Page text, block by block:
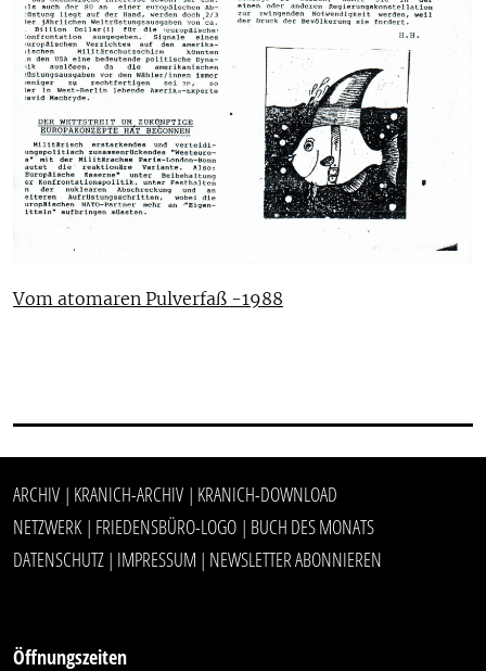
Vom atomaren Pulverfaß -1988
ARCHIV | KRANICH-ARCHIV | KRANICH-DOWNLOAD
NETZWERK | FRIEDENSBÜRO-LOGO | BUCH DES MONATS
DATENSCHUTZ | IMPRESSUM | NEWSLETTER ABONNIEREN
Öffnungszeiten